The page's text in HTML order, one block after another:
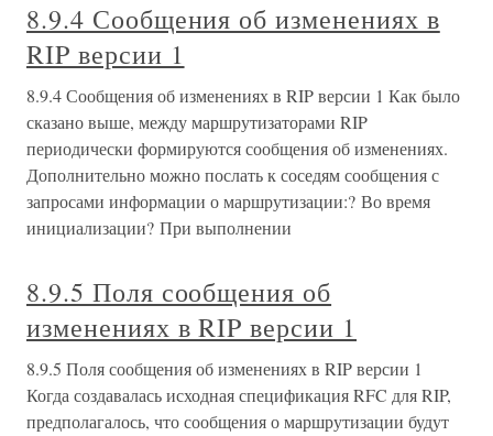
8.9.4 Сообщения об изменениях в
RIP версии 1
8.9.4 Сообщения об изменениях в RIP версии 1 Как было
сказано выше, между маршрутизаторами RIP
периодически формируются сообщения об изменениях.
Дополнительно можно послать к соседям сообщения с
запросами информации о маршрутизации:? Во время
инициализации? При выполнении
8.9.5 Поля сообщения об
изменениях в RIP версии 1
8.9.5 Поля сообщения об изменениях в RIP версии 1
Когда создавалась исходная спецификация RFC для RIP,
предполагалось, что сообщения о маршрутизации будут